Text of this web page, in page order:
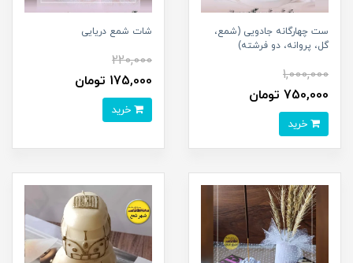
ست چهارگانه جادویی (شمع،
گل، پروانه، دو فرشته)
1,000,000
750,000 تومان
شات شمع دریایی
220,000
175,000 تومان